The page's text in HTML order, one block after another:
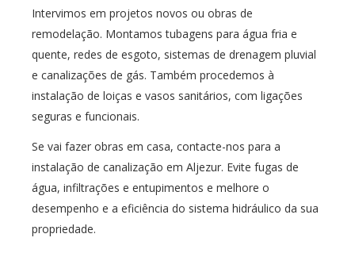
Intervimos em projetos novos ou obras de
remodelação. Montamos tubagens para água fria e
quente, redes de esgoto, sistemas de drenagem pluvial
e canalizações de gás. Também procedemos à
instalação de loiças e vasos sanitários, com ligações
seguras e funcionais.
Se vai fazer obras em casa, contacte-nos para a
instalação de canalização em Aljezur. Evite fugas de
água, infiltrações e entupimentos e melhore o
desempenho e a eficiência do sistema hidráulico da sua
propriedade.